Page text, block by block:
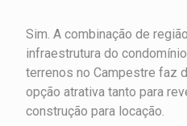
Sim. A combinação de
infraestrutura do
terrenos no Campestre faz
opção atrativa tanto para
construção para locação.